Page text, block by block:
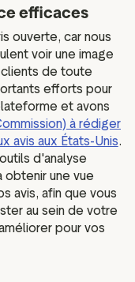
efficaces
ouverte, car nous
voir une image
de toute
efforts pour
et avons
à rédiger
avis aux États-Unis.
d'analyse
obtenir une vue
avis, afin que vous
au sein de votre
pour vos